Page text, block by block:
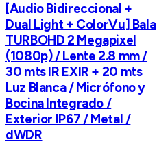
[Audio Bidireccional +
Dual Light + ColorVu] Bala
TURBOHD 2 Megapixel
(1080p) / Lente 2.8 mm /
30 mts IR EXIR + 20 mts
Luz Blanca / Micrófono y
Bocina Integrado /
Exterior IP67 / Metal /
dWDR